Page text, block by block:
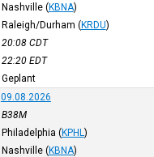
Nashville (KBNA)
Raleigh/Durham (KRDU)
20:08 CDT
22:20 EDT
Geplant
09.08.2026
B38M
Philadelphia (KPHL )
Nashville (KBNA)